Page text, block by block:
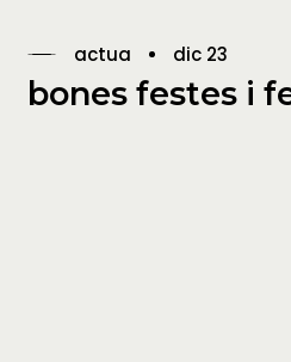
actua dic 23
bones festes i